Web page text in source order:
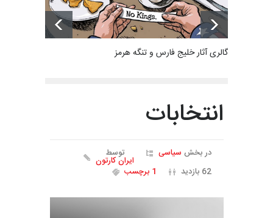
گالری آثار خلیج فارس و تنگه هرمز
انتخابات
در بخش سیاسی توسط
ایران کارتون
62 بازدید
1 برچسب